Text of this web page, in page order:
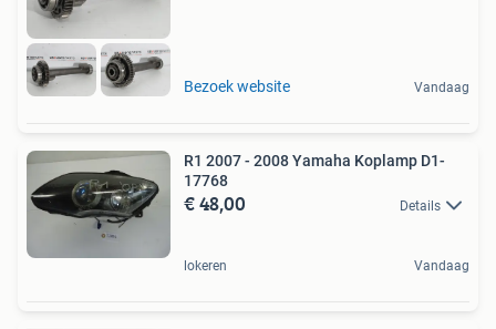
Bezoek website Vandaag
R1 2007 - 2008 Yamaha Koplamp D1-
17768
€ 48,00 Details
lokeren Vandaag